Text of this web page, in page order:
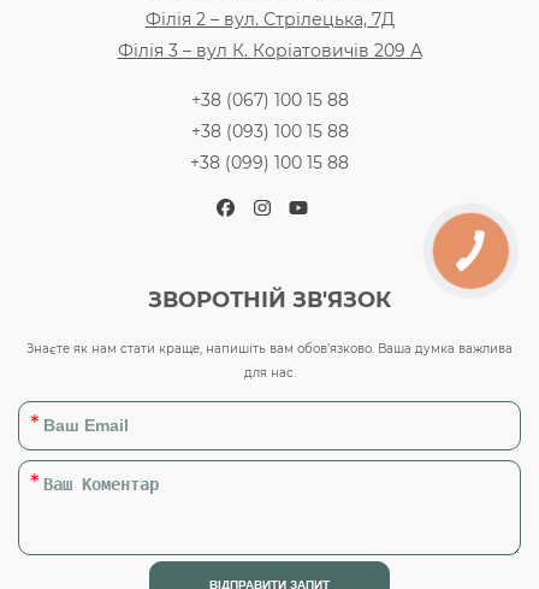
Філія 2 – вул. Стрілецька, 7Д
Філія 3 – вул К. Коріатовичів 209 А
+38 (067) 100 15 88
+38 (093) 100 15 88
+38 (099) 100 15 88
Facebook
Instagram
YouTube
ЗВОРОТНІЙ ЗВ'ЯЗОК
Знаєте як нам стати краще, напишіть вам обов’язково. Ваша думка важлива
для нас.